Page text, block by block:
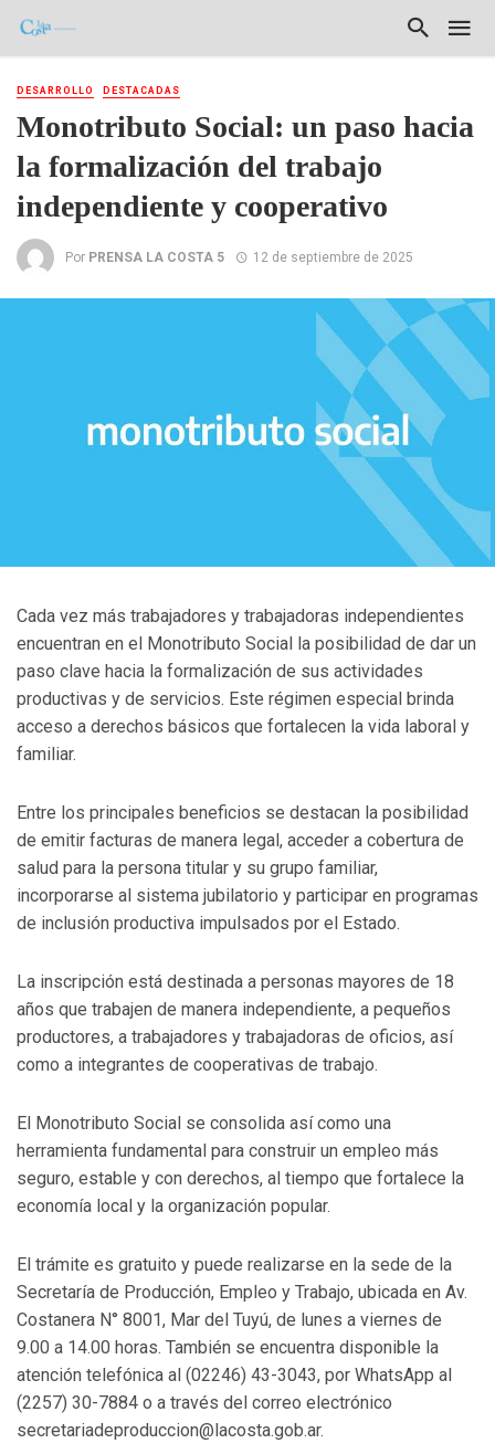
DESARROLLO DESTACADAS
Monotributo Social: un paso hacia
la formalización del trabajo
independiente y cooperativo
Por PRENSA LA COSTA 5 12 de septiembre de 2025
Cada vez más trabajadores y trabajadoras independientes
encuentran en el Monotributo Social la posibilidad de dar un
paso clave hacia la formalización de sus actividades
productivas y de servicios. Este régimen especial brinda
acceso a derechos básicos que fortalecen la vida laboral y
familiar.
Entre los principales beneficios se destacan la posibilidad
de emitir facturas de manera legal, acceder a cobertura de
salud para la persona titular y su grupo familiar,
incorporarse al sistema jubilatorio y participar en programas
de inclusión productiva impulsados por el Estado.
La inscripción está destinada a personas mayores de 18
años que trabajen de manera independiente, a pequeños
productores, a trabajadores y trabajadoras de oficios, así
como a integrantes de cooperativas de trabajo.
El Monotributo Social se consolida así como una
herramienta fundamental para construir un empleo más
seguro, estable y con derechos, al tiempo que fortalece la
economía local y la organización popular.
El trámite es gratuito y puede realizarse en la sede de la
Secretaría de Producción, Empleo y Trabajo, ubicada en Av.
Costanera N° 8001, Mar del Tuyú, de lunes a viernes de
9.00 a 14.00 horas. También se encuentra disponible la
atención telefónica al (02246) 43-3043, por WhatsApp al
(2257) 30-7884 o a través del correo electrónico
secretariadeproduccion@lacosta.gob.ar.